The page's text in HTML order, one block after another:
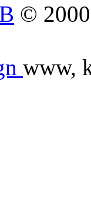
©
www,